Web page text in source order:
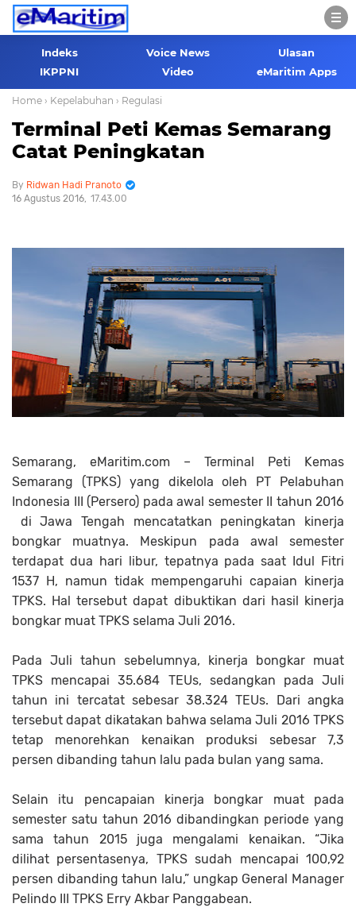
Indeks Voice News
Ulasan
IKPPNI
Video eMaritim Apps
Home › Kepelabuhan › Regulasi
Terminal Peti Kemas Semarang
Catat Peningkatan
Ridwan Hadi Pranoto
16 Agustus 2016 17.43.00
Semarang, eMaritim.com – Terminal Peti Kemas
Semarang (TPKS) yang dikelola oleh PT Pelabuhan
Indonesia III (Persero) pada awal semester II tahun 2016
di Jawa Tengah mencatatkan peningkatan kinerja
bongkar muatnya. Meskipun pada awal semester
terdapat dua hari libur, tepatnya pada saat Idul Fitri
1537 H, namun tidak mempengaruhi capaian kinerja
TPKS. Hal tersebut dapat dibuktikan dari hasil kinerja
bongkar muat TPKS selama Juli 2016.
Pada Juli tahun sebelumnya, kinerja bongkar muat
TPKS mencapai 35.684 TEUs, sedangkan pada Juli
tahun ini tercatat sebesar 38.324 TEUs. Dari angka
tersebut dapat dikatakan bahwa selama Juli 2016 TPKS
tetap menorehkan kenaikan produksi sebesar 7,3
persen dibanding tahun lalu pada bulan yang sama.
Selain itu pencapaian kinerja bongkar muat pada
semester satu tahun 2016 dibandingkan periode yang
sama tahun 2015 juga mengalami kenaikan. “Jika
dilihat persentasenya, TPKS sudah mencapai 100,92
persen dibanding tahun lalu,” ungkap General Manager
Pelindo III TPKS Erry Akbar Panggabean.